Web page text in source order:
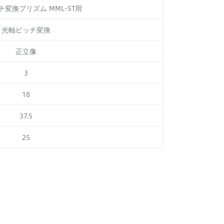
変換プリズム MML-ST用
光軸ピッチ変換
正立像
3
18
37.5
25